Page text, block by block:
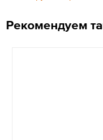
Рекомендуем